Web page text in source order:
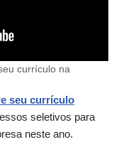
currículo na
seu currículo
seletivos para
neste ano.